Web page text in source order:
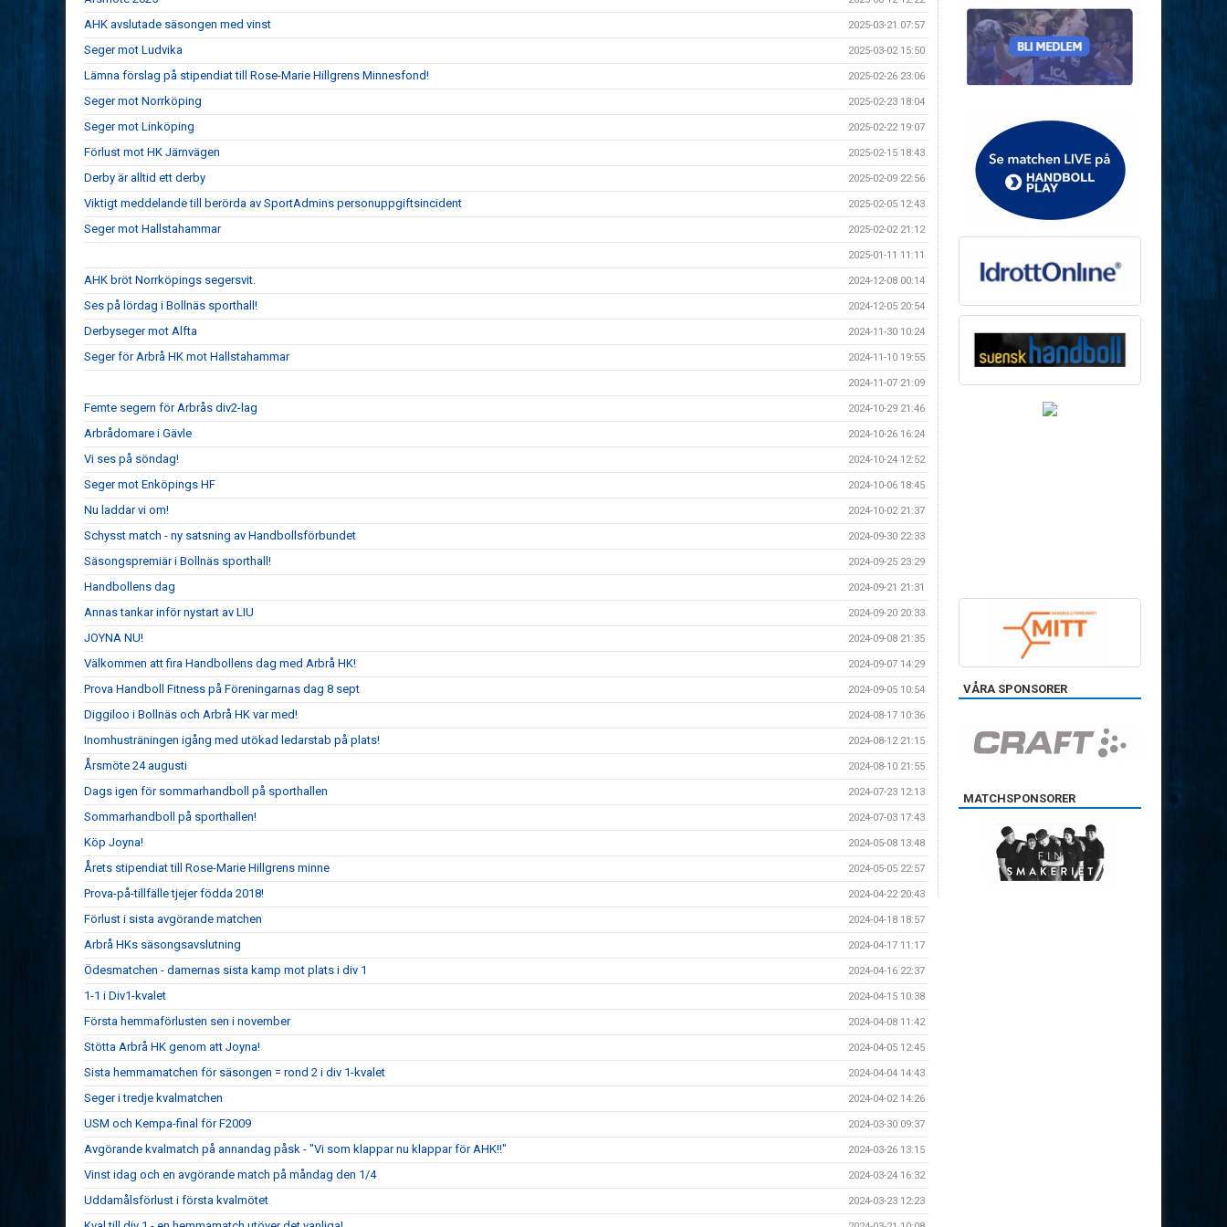
AHK avslutade säsongen med vinst 2025-03-21 07:57
Seger mot Ludvika 2025-03-02 15:50
Lämna förslag på stipendiat till Rose-Marie Hillgrens Minnesfond! 2025-02-26 23:06
Seger mot Norrköping 2025-02-23 18:04
Seger mot Linköping 2025-02-22 19:07
Förlust mot HK Järnvägen 2025-02-15 18:43
Derby är alltid ett derby 2025-02-09 22:56
Viktigt meddelande till berörda av SportAdmins personuppgiftsincident 2025-02-05 12:43
Seger mot Hallstahammar 2025-02-02 21:12
2025-01-11 11:11
AHK bröt Norrköpings segersvit. 2024-12-08 00:14
Ses på lördag i Bollnäs sporthall! 2024-12-05 20:54
Derbyseger mot Alfta 2024-11-30 10:24
Seger för Arbrå HK mot Hallstahammar 2024-11-10 19:55
2024-11-07 21:09
Femte segern för Arbrås div2-lag 2024-10-29 21:46
Arbrådomare i Gävle 2024-10-26 16:24
Vi ses på söndag! 2024-10-24 12:52
Seger mot Enköpings HF 2024-10-06 18:45
Nu laddar vi om! 2024-10-02 21:37
Schysst match - ny satsning av Handbollsförbundet 2024-09-30 22:33
Säsongspremiär i Bollnäs sporthall! 2024-09-25 23:29
Handbollens dag 2024-09-21 21:31
Annas tankar inför nystart av LIU 2024-09-20 20:33
JOYNA NU! 2024-09-08 21:35
Välkommen att fira Handbollens dag med Arbrå HK! 2024-09-07 14:29
Prova Handboll Fitness på Föreningarnas dag 8 sept 2024-09-05 10:54
Diggiloo i Bollnäs och Arbrå HK var med! 2024-08-17 10:36
Inomhusträningen igång med utökad ledarstab på plats! 2024-08-12 21:15
Årsmöte 24 augusti 2024-08-10 21:55
Dags igen för sommarhandboll på sporthallen 2024-07-23 12:13
Sommarhandboll på sporthallen! 2024-07-03 17:43
Köp Joyna! 2024-05-08 13:48
Årets stipendiat till Rose-Marie Hillgrens minne 2024-05-05 22:57
Prova-på-tillfälle tjejer födda 2018! 2024-04-22 20:43
Förlust i sista avgörande matchen 2024-04-18 18:57
Arbrå HKs säsongsavslutning 2024-04-17 11:17
Ödesmatchen - damernas sista kamp mot plats i div 1 2024-04-16 22:37
1-1 i Div1-kvalet 2024-04-15 10:38
Första hemmaförlusten sen i november 2024-04-08 11:42
Stötta Arbrå HK genom att Joyna! 2024-04-05 12:45
Sista hemmamatchen för säsongen = rond 2 i div 1-kvalet 2024-04-04 14:43
Seger i tredje kvalmatchen 2024-04-02 14:26
USM och Kempa-final för F2009 2024-03-30 09:37
Avgörande kvalmatch på annandag påsk - "Vi som klappar nu klappar för AHK!!" 2024-03-26 13:15
Vinst idag och en avgörande match på måndag den 1/4 2024-03-24 16:32
Uddamålsförlust i första kvalmötet 2024-03-23 12:23
VÅRA SPONSORER
MATCHSPONSORER